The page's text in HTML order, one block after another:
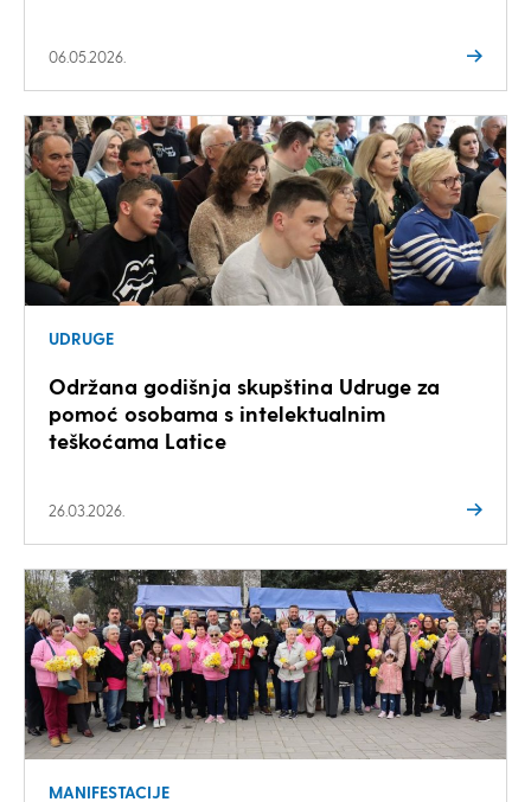
06.05.2026.
UDRUGE
Održana godišnja skupština Udruge za
pomoć osobama s intelektualnim
teškoćama Latice
26.03.2026.
MANIFESTACIJE